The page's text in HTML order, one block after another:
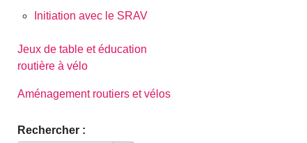
Initiation avec le SRAV
Jeux de table et éducation
routière à vélo
Aménagement routiers et vélos
Rechercher :